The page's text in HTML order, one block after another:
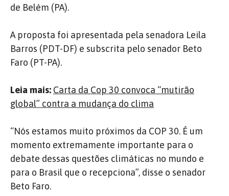
de Belém (PA).
A proposta foi apresentada pela senadora Leila
Barros (PDT-DF) e subscrita pelo senador Beto
Faro (PT-PA).
Leia mais: Carta da Cop 30 convoca “mutirão
global” contra a mudança do clima
“Nós estamos muito próximos da COP 30. É um
momento extremamente importante para o
debate dessas questões climáticas no mundo e
para o Brasil que o recepciona”, disse o senador
Beto Faro.